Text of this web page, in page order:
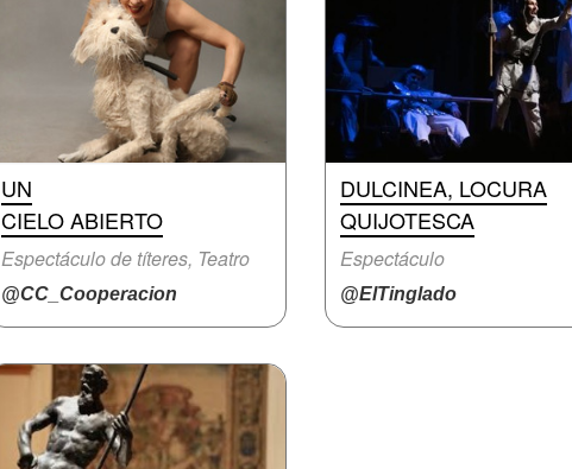
UN
CIELO ABIERTO
Espectáculo de títeres, Teatro
@CC_Cooperacion
DULCINEA, LOCURA
QUIJOTESCA
Espectáculo
@ElTinglado